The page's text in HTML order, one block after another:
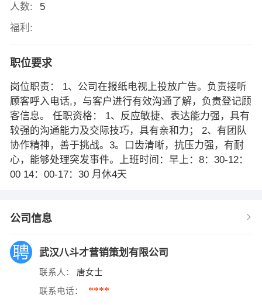
人数:
5
福利:
职位要求
岗位职责： 1、公司在报纸电视上投放广告。负责接听
顾客呼入电话,，与客户进行有效沟通了解，负责登记顾
客信息。 任职资格： 1、反应敏捷、表达能力强，具有
较强的沟通能力及交际技巧，具有亲和力； 2、有团队
协作精神，善于挑战。3。口齿清晰，抗压力强，有耐
心，能够处理突发事件。上班时间：早上：8：30-12：
00 14：00-17：30 月休4天
公司信息
武汉八斗才营销策划有限公司
联系人： 唐女士
联系电话： ****